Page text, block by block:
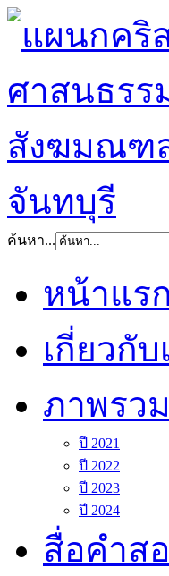
ค้นหา...
หน้าแรก
เกี่ยวกับ
ภาพรว
ปี 2021
ปี 2022
ปี 2023
ปี 2024
สื่อคำส